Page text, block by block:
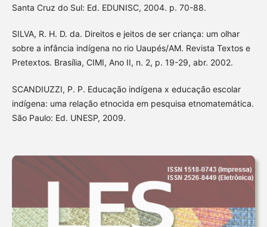
Santa Cruz do Sul: Ed. EDUNISC, 2004. p. 70-88.
SILVA, R. H. D. da. Direitos e jeitos de ser criança: um olhar
sobre a infância indígena no rio Uaupés/AM. Revista Textos e
Pretextos. Brasília, CIMI, Ano II, n. 2, p. 19-29, abr. 2002.
SCANDIUZZI, P. P. Educação indígena x educação escolar
indígena: uma relação etnocida em pesquisa etnomatemática.
São Paulo: Ed. UNESP, 2009.